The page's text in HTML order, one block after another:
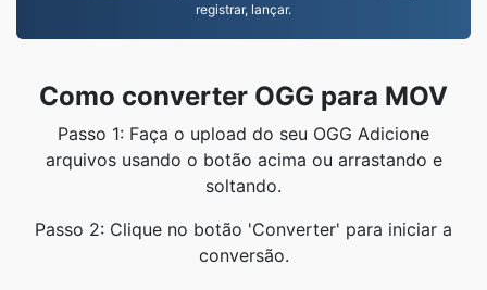
registrar, lançar.
Como converter OGG para MOV
Passo 1: Faça o upload do seu OGG Adicione
arquivos usando o botão acima ou arrastando e
soltando.
Passo 2: Clique no botão 'Converter' para iniciar a
conversão.